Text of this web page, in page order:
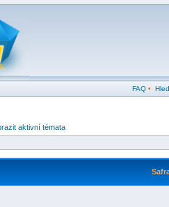
FAQ•
aktivní témata